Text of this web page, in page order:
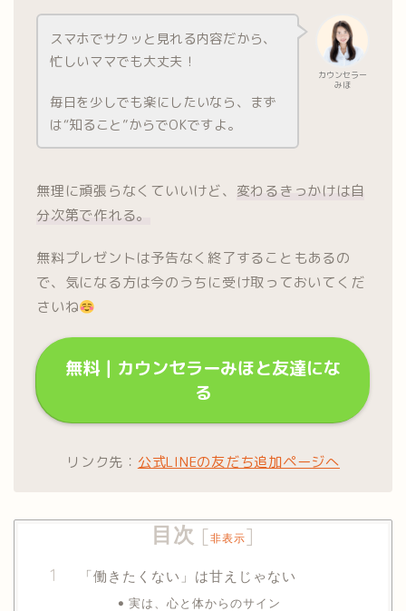
カウンセラー
みほ
スマホでサクッと見れる内容だから、
忙しいママでも大丈夫！
毎日を少しでも楽にしたいなら、まず
は“知ること”からでOKですよ。
無理に頑張らなくていいけど、 変わるきっかけは自
分次第で作れる。
無料プレゼントは予告なく終了することもあるの
で、気になる方は今のうちに受け取っておいてくだ
さいね
無料｜カウンセラーみほと友達にな
る
リンク先： 公式LINEの友だち追加ページへ
目次 [非表示]
「働きたくない」は甘えじゃない
実は、心と体からのサイン